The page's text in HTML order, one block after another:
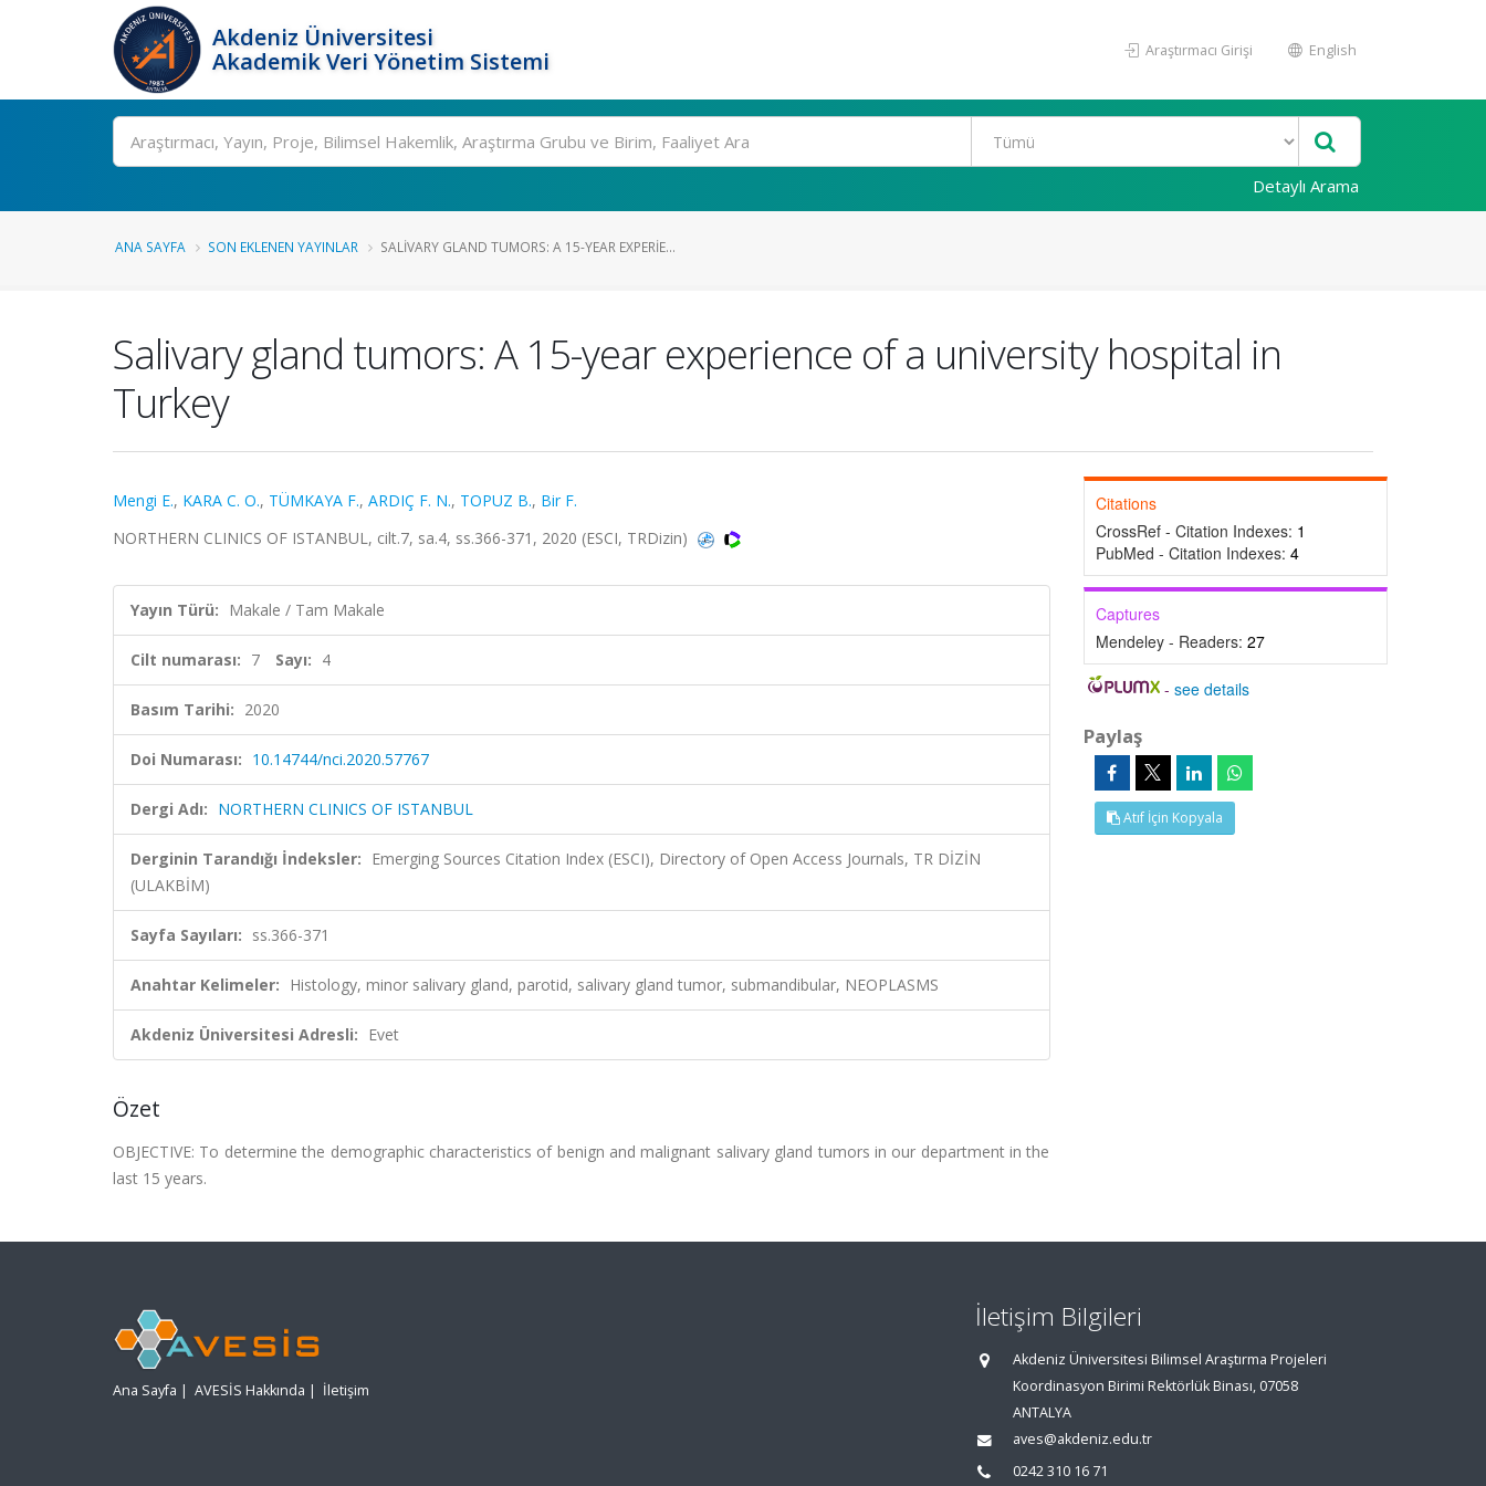
Akdeniz Üniversitesi
Akademik Veri Yönetim Sistemi
Araştırmacı Girişi English
Ara
Detaylı Arama
ANA SAYFA SON EKLENEN YAYINLAR SALIVARY GLAND TUMORS: A 15-YEAR EXPERIE...
Salivary gland tumors: A 15-year experience of a university hospital in
Turkey
Mengi E., KARA C. O., TÜMKAYA F., ARDIÇ F. N., TOPUZ B., Bir F.
NORTHERN CLINICS OF ISTANBUL, cilt.7, sa.4, ss.366-371, 2020 (ESCI, TRDizin)
Yayın Türü: Makale / Tam Makale
Cilt numarası: 7 Sayı: 4
Basım Tarihi: 2020
Doi Numarası: 10.14744/nci.2020.57767
Dergi Adı: NORTHERN CLINICS OF ISTANBUL
Derginin Tarandığı İndeksler: Emerging Sources Citation Index (ESCI), Directory of Open Access Journals, TR DİZİN
(ULAKBİM)
Sayfa Sayıları: ss.366-371
Anahtar Kelimeler: Histology, minor salivary gland, parotid, salivary gland tumor, submandibular, NEOPLASMS
Akdeniz Üniversitesi Adresli: Evet
Özet
OBJECTIVE: To determine the demographic characteristics of benign and malignant salivary gland tumors in our department in the
last 15 years.
Citations
CrossRef - Citation Indexes: 1
PubMed - Citation Indexes: 4
Captures
Mendeley - Readers: 27
-see details
Paylaş
Atıf İçin Kopyala
Ana Sayfa | AVESİS Hakkında | İletişim
İletişim Bilgileri
Akdeniz Üniversitesi Bilimsel Araştırma Projeleri
Koordinasyon Birimi Rektörlük Binası, 07058
ANTALYA
aves@akdeniz.edu.tr
0242 310 16 71